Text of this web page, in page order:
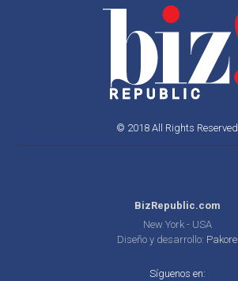
© 2018 All Rights Reserved
BizRepublic.com
New York - USA
Diseño y desarrollo: Pakore
Síguenos en: